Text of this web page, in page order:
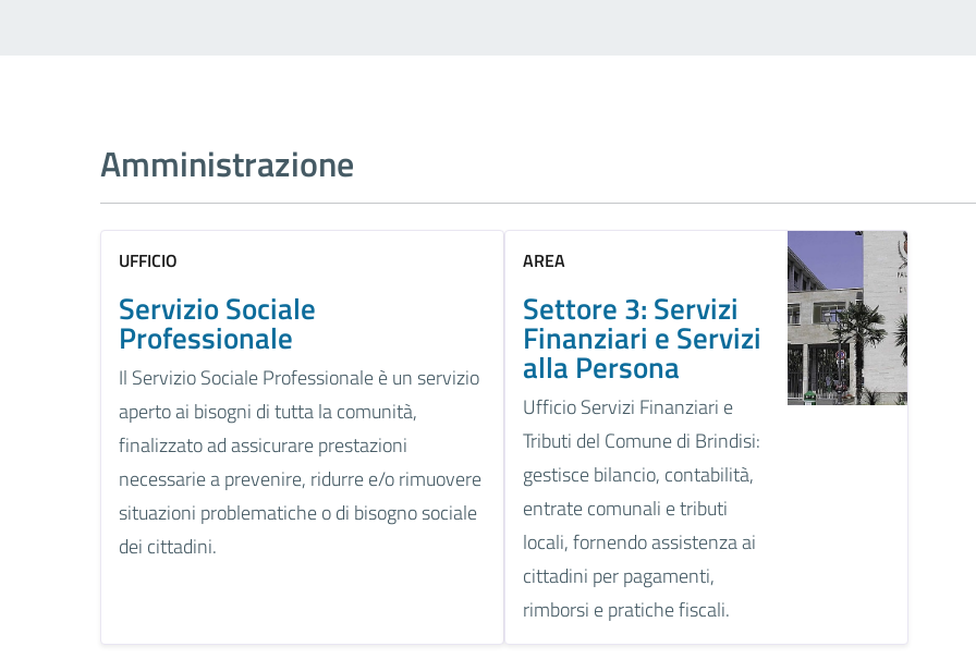
Amministrazione
UFFICIO
Servizio Sociale
Professionale
Il Servizio Sociale Professionale è un servizio
aperto ai bisogni di tutta la comunità,
finalizzato ad assicurare prestazioni
necessarie a prevenire, ridurre e/o rimuovere
situazioni problematiche o di bisogno sociale
dei cittadini.
AREA
Settore 3: Servizi
Finanziari e Servizi
alla Persona
Ufficio Servizi Finanziari e
Tributi del Comune di Brindisi:
gestisce bilancio, contabilità,
entrate comunali e tributi
locali, fornendo assistenza ai
cittadini per pagamenti,
rimborsi e pratiche fiscali.